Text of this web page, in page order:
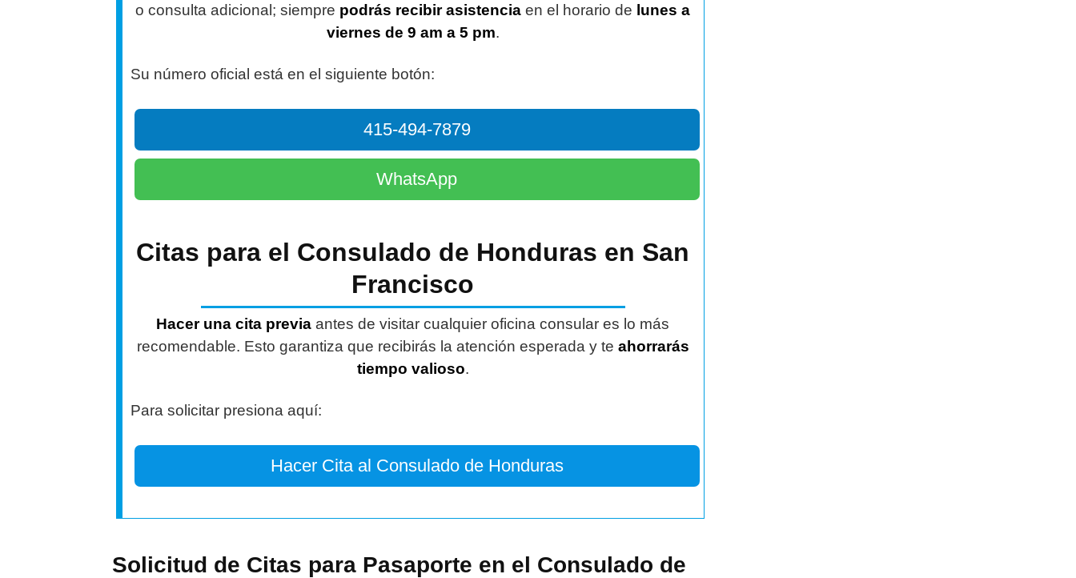
o consulta adicional; siempre podrás recibir asistencia en el horario de lunes a
viernes de 9 am a 5 pm.
Su número oficial está en el siguiente botón:
415-494-7879
WhatsApp
Citas para el Consulado de Honduras en San
Francisco
Hacer una cita previa antes de visitar cualquier oficina consular es lo más
recomendable. Esto garantiza que recibirás la atención esperada y te ahorrarás
tiempo valioso.
Para solicitar presiona aquí:
Hacer Cita al Consulado de Honduras
Solicitud de Citas para Pasaporte en el Consulado de